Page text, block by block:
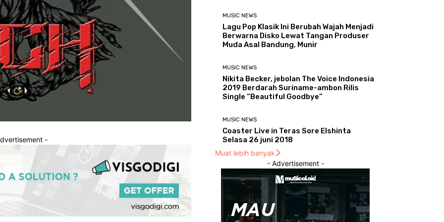
-
MUSIC NEWS
Lagu Pop Klasik Ini Berubah Wajah Menjadi
Berwarna Disko Lewat Tangan Produser
Muda Asal Bandung, Munir
MUSIC NEWS
Nikita Becker, jebolan The Voice Indonesia
2019 Berdarah Suriname-ambon Rilis
Single “Beautiful Goodbye”
MUSIC NEWS
Coaster Live in Teras Sore Elshinta
Selasa 26 juni 2018
Muat lebih banyak
- Advertisement -